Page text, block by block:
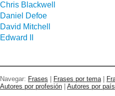
Chris Blackwell
Daniel Defoe
David Mitchell
Edward II
Navegar: Frases Frases por tema|
Autores por profesión
Autores por país